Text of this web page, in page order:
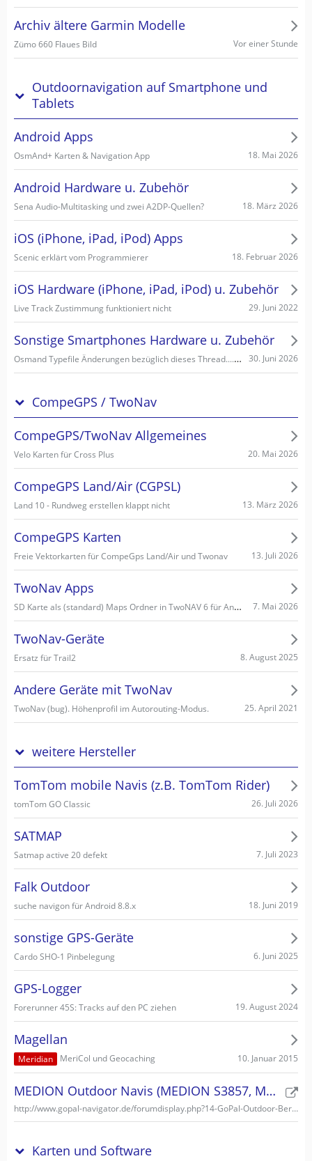
Archiv ältere Garmin Modelle
Zümo 660 Flaues Bild Vor einer Stunde
Outdoornavigation auf Smartphone und
Tablets
Android Apps
OsmAnd+ Karten & Navigation App 18. Mai 2026
Android Hardware u. Zubehör
Sena Audio-Multitasking und zwei A2DP-Quellen? 18. März 2026
iOS (iPhone, iPad, iPod) Apps
Scenic erklärt vom Programmierer 18. Februar 2026
iOS Hardware (iPhone, iPad, iPod) u. Zubehör
Live Track Zustimmung funktioniert nicht 29. Juni 2022
Sonstige Smartphones Hardware u. Zubehör
Osmand Typefile Änderungen bezüglich dieses Thread....., mögliche Fehlerquelle warum es nicht gehen kann... 30. Juni 2026
CompeGPS / TwoNav
CompeGPS/TwoNav Allgemeines
Velo Karten für Cross Plus 20. Mai 2026
CompeGPS Land/Air (CGPSL)
Land 10 - Rundweg erstellen klappt nicht 13. März 2026
CompeGPS Karten
Freie Vektorkarten für CompeGps Land/Air und Twonav 13. Juli 2026
TwoNav Apps
SD Karte als (standard) Maps Ordner in TwoNAV 6 für Android einstellen/wählen 7. Mai 2026
TwoNav-Geräte
Ersatz für Trail2 8. August 2025
Andere Geräte mit TwoNav
TwoNav (bug). Höhenprofil im Autorouting-Modus. 25. April 2021
weitere Hersteller
TomTom mobile Navis (z.B. TomTom Rider)
tomTom GO Classic 26. Juli 2026
SATMAP
Satmap active 20 defekt 7. Juli 2023
Falk Outdoor
suche navigon für Android 8.8.x 18. Juni 2019
sonstige GPS-Geräte
Cardo SHO-1 Pinbelegung 6. Juni 2025
GPS-Logger
Forerunner 45S: Tracks auf den PC ziehen 19. August 2024
Magellan
Meridian MeriCol und Geocaching 10. Januar 2015
MEDION Outdoor Navis (MEDION S3857, MEDION S3747)
http://www.gopal-navigator.de/forumdisplay.php?14-GoPal-Outdoor-Bereich
Karten und Software